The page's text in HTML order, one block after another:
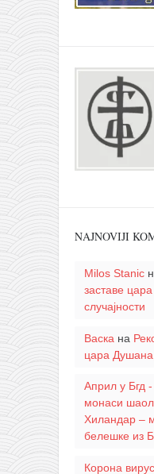
NAJNOVIJI
Milos Stanic
заставе
случајности
Васка на
цара
Април у Бгд
монаси
Хиландар –
белешке из
Корона